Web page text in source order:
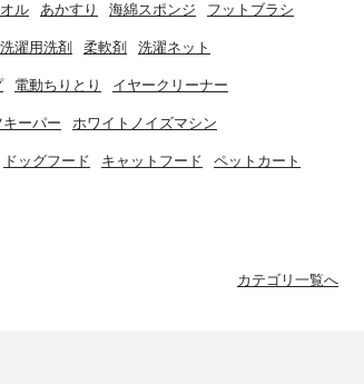
ル あかすり 海綿スポンジ フットブラシ
洗濯用洗剤 柔軟剤 洗濯ネット
電動ちりとり イヤークリーナー
キーパー ホワイトノイズマシン
ドッグフード キャットフード ペットカート
カテゴリ一覧へ